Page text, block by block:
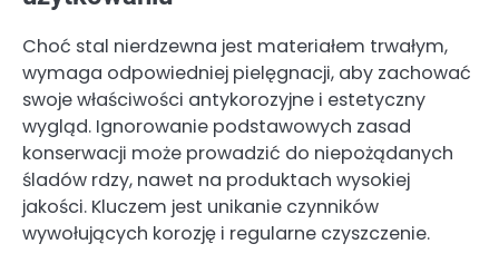
Choć stal nierdzewna jest materiałem trwałym,
wymaga odpowiedniej pielęgnacji, aby zachować
swoje właściwości antykorozyjne i estetyczny
wygląd. Ignorowanie podstawowych zasad
konserwacji może prowadzić do niepożądanych
śladów rdzy, nawet na produktach wysokiej
jakości. Kluczem jest unikanie czynników
wywołujących korozję i regularne czyszczenie.